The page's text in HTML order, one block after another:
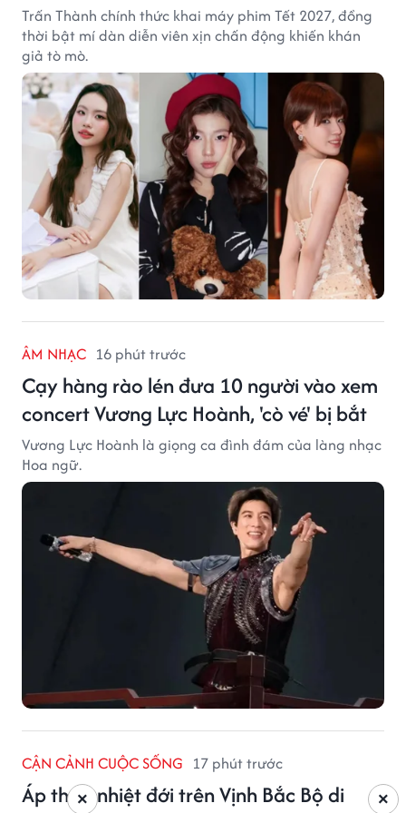
Trấn Thành chính thức khai máy phim Tết 2027, đồng
thời bật mí dàn diễn viên xịn chấn động khiến khán
giả tò mò.
ÂM NHẠC 16 phút trước
Cạy hàng rào lén đưa 10 người vào xem
concert Vương Lực Hoành, 'cò vé' bị bắt
Vương Lực Hoành là giọng ca đình đám của làng nhạc
Hoa ngữ.
CẬN CẢNH CUỘC SỐNG 17 phút trước
Áp thấp nhiệt đới trên Vịnh Bắc Bộ di
×
×